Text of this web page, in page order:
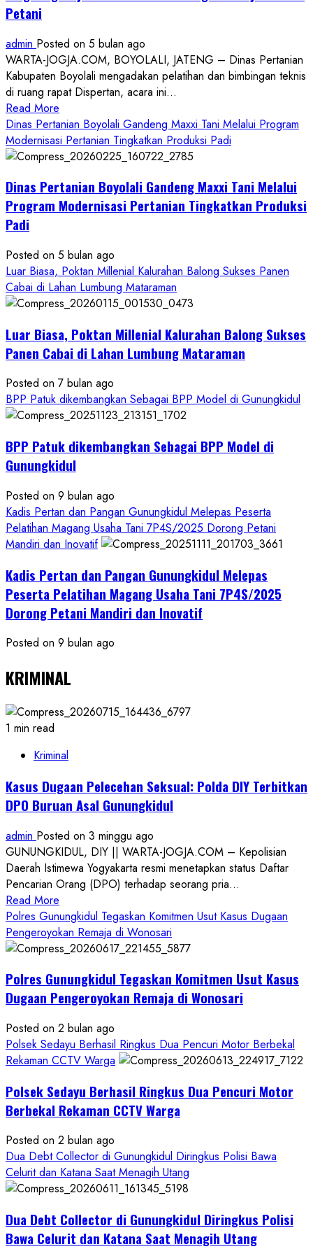
Petani
admin Posted on 5 bulan ago
WARTA-JOGJA.COM, BOYOLALI, JATENG – Dinas Pertanian
Kabupaten Boyolali mengadakan pelatihan dan bimbingan teknis
di ruang rapat Dispertan, acara ini...
Read More
more
about
Dinas
Boyolali
Gelar
Singkong
Wujudkan
Ketahanan
Pangan
Petani
Dinas Pertanian Boyolali Gandeng Maxxi Tani Melalui Program
Modernisasi Pertanian Tingkatkan Produksi Padi
Dinas Pertanian Boyolali Gandeng Maxxi Tani Melalui
Program Modernisasi Pertanian Tingkatkan Produksi
Padi
Posted on 5 bulan ago
Luar Biasa, Poktan Millenial Kalurahan Balong Sukses Panen
Cabai di Lahan Lumbung Mataraman
Luar Biasa, Poktan Millenial Kalurahan Balong Sukses
Panen Cabai di Lahan Lumbung Mataraman
Posted on 7 bulan ago
BPP Patuk dikembangkan Sebagai BPP Model di Gunungkidul
BPP Patuk dikembangkan Sebagai BPP Model di
Gunungkidul
Posted on 9 bulan ago
Kadis Pertan dan Pangan Gunungkidul Melepas Peserta
Pelatihan Magang Usaha Tani 7P4S/2025 Dorong Petani
Mandiri dan Inovatif
Kadis Pertan dan Pangan Gunungkidul Melepas
Peserta Pelatihan Magang Usaha Tani 7P4S/2025
Dorong Petani Mandiri dan Inovatif
Posted on 9 bulan ago
KRIMINAL
1 min read
Kriminal
Kasus Dugaan Pelecehan Seksual: Polda DIY Terbitkan
DPO Buruan Asal Gunungkidul
admin Posted on 3 minggu ago
GUNUNGKIDUL, DIY || WARTA-JOGJA.COM – Kepolisian
Daerah Istimewa Yogyakarta resmi menetapkan status Daftar
Pencarian Orang (DPO) terhadap seorang pria...
Read More
more
about
Kasus
Pelecehan
Seksual:
DIY
Terbitkan
DPO
Asal
Gunungkidul
Polres Gunungkidul Tegaskan Komitmen Usut Kasus Dugaan
Pengeroyokan Remaja di Wonosari
Polres Gunungkidul Tegaskan Komitmen Usut Kasus
Dugaan Pengeroyokan Remaja di Wonosari
Posted on 2 bulan ago
Polsek Sedayu Berhasil Ringkus Dua Pencuri Motor Berbekal
Rekaman CCTV Warga
Polsek Sedayu Berhasil Ringkus Dua Pencuri Motor
Berbekal Rekaman CCTV Warga
Posted on 2 bulan ago
Dua Debt Collector di Gunungkidul Diringkus Polisi Bawa
Celurit dan Katana Saat Menagih Utang
Dua Debt Collector di Gunungkidul Diringkus Polisi
Bawa Celurit dan Katana Saat Menagih Utang